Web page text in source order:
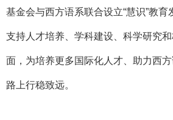
基金会与西方语系联合设立“慧识”教
支持人才培养、学科建设、科学研究
面，为培养更多国际化人才、助力西
路上行稳致远。